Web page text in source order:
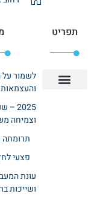
תפריט
לשמור על
והעצמאות
וצמיחה
תרומתה
פצעי
עונת
ושייכות